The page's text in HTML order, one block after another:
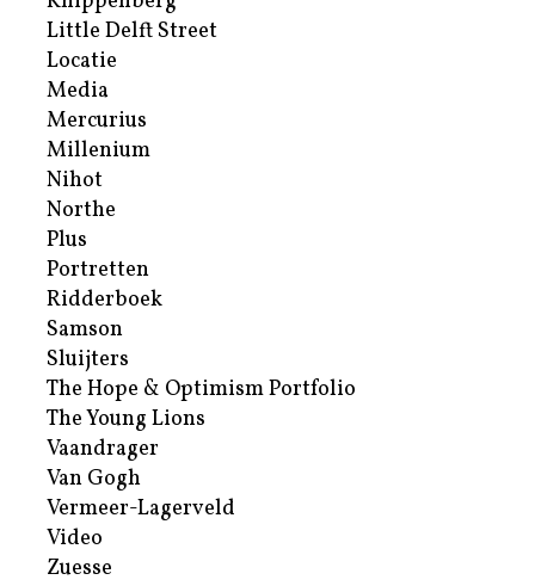
Little Delft Street
Locatie
Media
Mercurius
Millenium
Nihot
Northe
Plus
Portretten
Ridderboek
Samson
Sluijters
The Hope & Optimism Portfolio
The Young Lions
Vaandrager
Van Gogh
Vermeer-Lagerveld
Video
Zuesse